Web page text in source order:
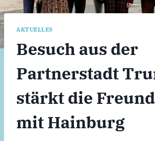
AKTUELLES
Besuch aus der
Partnerstadt
stärkt die
mit Hainburg